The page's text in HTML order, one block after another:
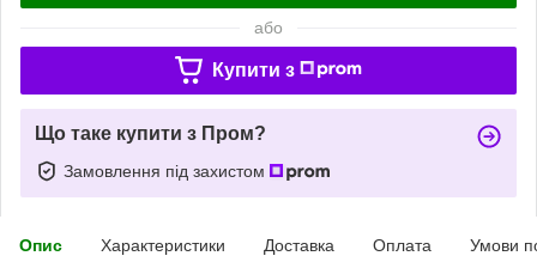
або
Купити з
Що таке купити з Пром?
Замовлення під захистом
Опис Характеристики Доставка Оплата Умови